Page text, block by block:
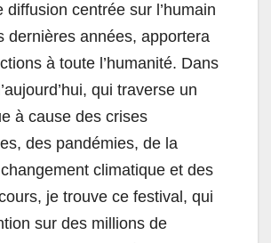
diffusion centrée sur l’humain
dernières années, apportera
à toute l’humanité. Dans
qui traverse un
à cause des crises
des pandémies, de la
climatique et des
je trouve ce festival, qui
sur des millions de